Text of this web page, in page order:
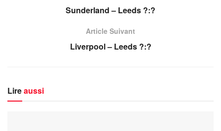
Sunderland – Leeds ?:?
Article Suivant
Liverpool – Leeds ?:?
Lireaussi